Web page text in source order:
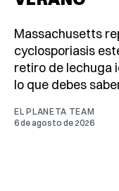
Massachusetts
cyclosporiasis
retiro de lechuga
lo que debes
EL PLANETA TEAM
6 de agosto de 2026